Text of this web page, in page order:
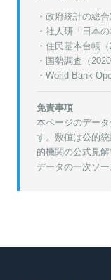
・政府統計の総
・ 社人研「日本
・ 住民基本台帳（
・ 国勢調査（2020
・World Bank
免責事項
本ページのデー
す。数値は公的
的機関の公式見
データの一次ソー